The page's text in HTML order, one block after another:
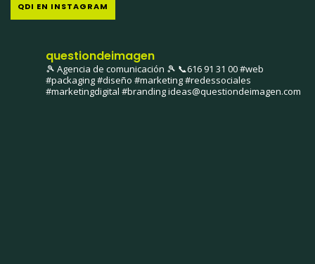
QDI EN INSTAGRAM
questiondeimagen
🎾 Agencia de comunicación 🎾 📞616 91 31 00#web
#packaging #diseño #marketing #redessociales
#marketingdigital #brandingideas@questiondeimagen.com